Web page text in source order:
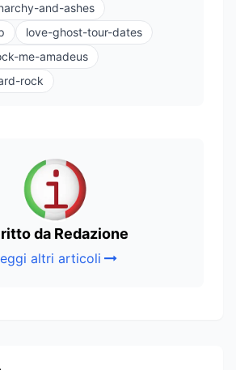
and-ashes
love-ghost-tour-dates
me-amadeus
rock
da Redazione
altri articoli